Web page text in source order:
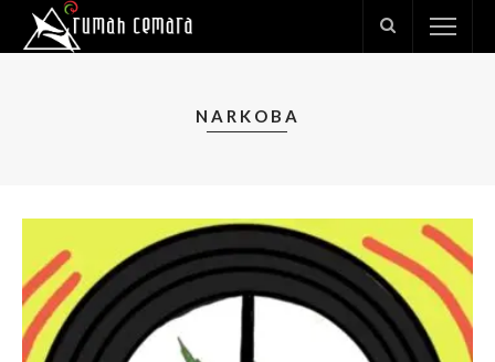
NARKOBA